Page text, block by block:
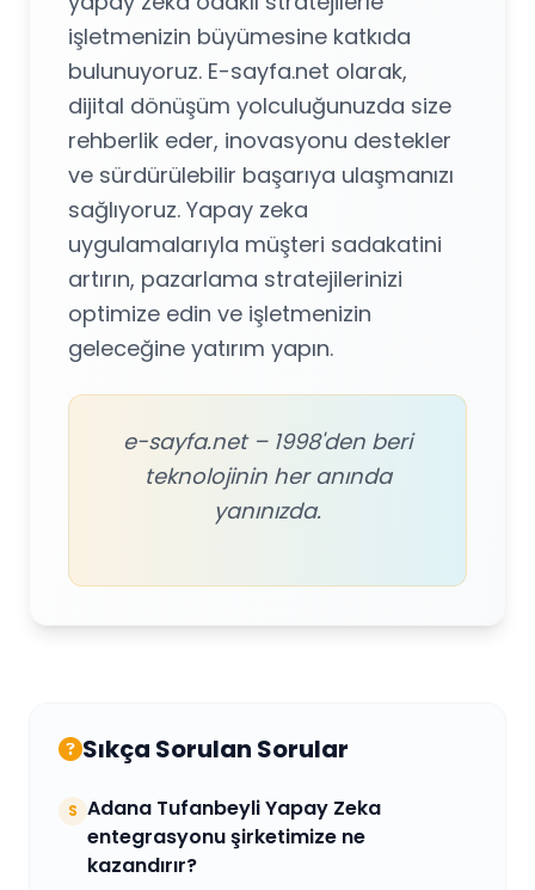
işletmenizin büyümesine katkıda
bulunuyoruz. E-sayfa.net olarak,
dijital dönüşüm yolculuğunuzda size
rehberlik eder, inovasyonu destekler
ve sürdürülebilir başarıya ulaşmanızı
sağlıyoruz. Yapay zeka
uygulamalarıyla müşteri sadakatini
artırın, pazarlama stratejilerinizi
optimize edin ve işletmenizin
geleceğine yatırım yapın.
e-sayfa.net – 1998'den beri
teknolojinin her anında
yanınızda.
Sıkça Sorulan Sorular
S Adana Tufanbeyli Yapay Zeka
entegrasyonu şirketimize ne
kazandırır?